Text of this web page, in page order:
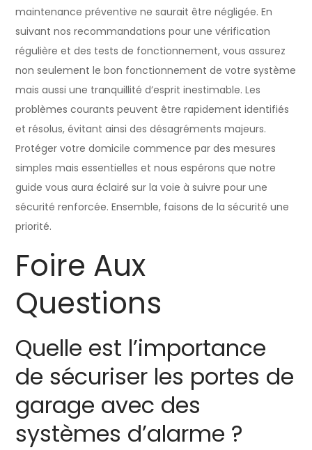
maintenance préventive ne saurait être négligée. En
suivant nos recommandations pour une vérification
régulière et des tests de fonctionnement, vous assurez
non seulement le bon fonctionnement de votre système
mais aussi une tranquillité d’esprit inestimable. Les
problèmes courants peuvent être rapidement identifiés
et résolus, évitant ainsi des désagréments majeurs.
Protéger votre domicile commence par des mesures
simples mais essentielles et nous espérons que notre
guide vous aura éclairé sur la voie à suivre pour une
sécurité renforcée. Ensemble, faisons de la sécurité une
priorité.
Foire Aux
Questions
Quelle est l’importance
de sécuriser les portes de
garage avec des
systèmes d’alarme ?